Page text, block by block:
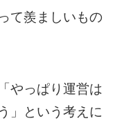
て羨ましいもの
やっぱり運営は
」という考えに